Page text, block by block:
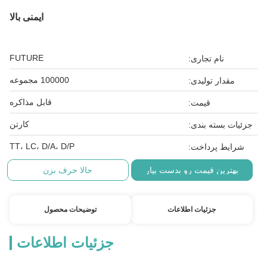
ایمنی بالا
نام تجاری: FUTURE
مقدار تولیدی: 100000 مجموعه
قیمت: قابل مذاکره
جزئیات بسته بندی: کارتن
شرایط پرداخت: TT، LC، D/A، D/P
بهترین قیمت رو بدست بیار حالا حرف بزن
جزئیات اطلاعات توضیحات محصول
جزئیات اطلاعات